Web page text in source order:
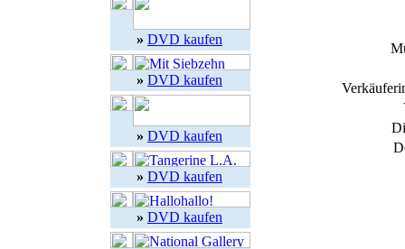
» DVD kaufen
» DVD kaufen
» DVD kaufen
» DVD kaufen
» DVD kaufen